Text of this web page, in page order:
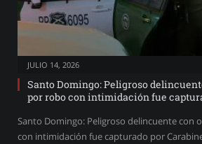
JULIO 14, 2026
Santo Domingo: Peligroso
por robo con intimidación fue
Santo Domingo: Peligroso delincuente con
con intimidación fue capturado por